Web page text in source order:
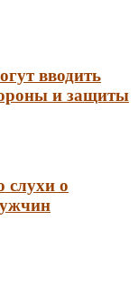
вводить
и защиты
слухи о